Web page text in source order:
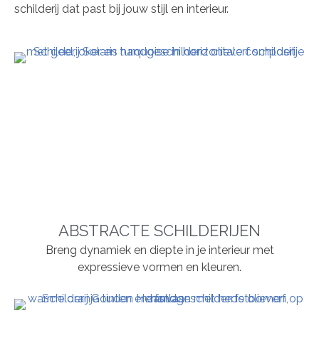
schilderij dat past bij jouw stijl en interieur.
ABSTRACTE SCHILDERIJEN
Breng dynamiek en diepte in je interieur met
expressieve vormen en kleuren.